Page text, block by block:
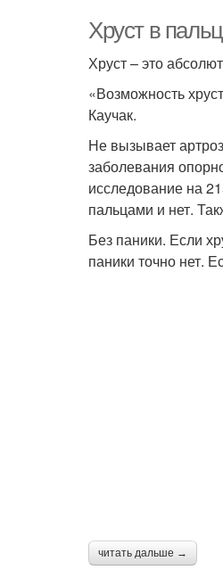
Хруст в
Хруст – это
«Возможность
Каучак.
Не вызывает
заболевания
исследование на
пальцами и нет.
Без паники. Если
паники точно нет.
читать дальше →